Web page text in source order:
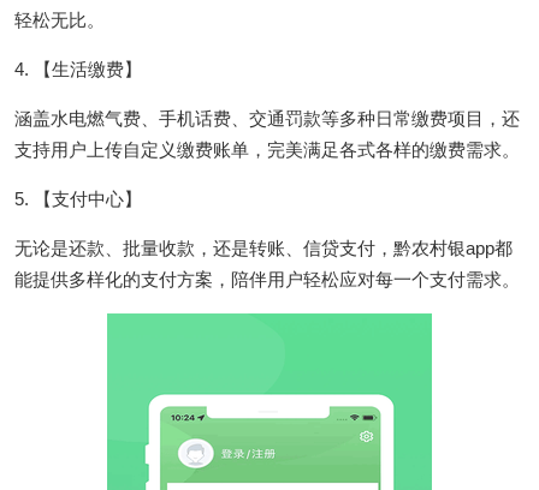
轻松无比。
4. 【生活缴费】
涵盖水电燃气费、手机话费、交通罚款等多种日常缴费项目，还
支持用户上传自定义缴费账单，完美满足各式各样的缴费需求。
5. 【支付中心】
无论是还款、批量收款，还是转账、信贷支付，黔农村银app都
能提供多样化的支付方案，陪伴用户轻松应对每一个支付需求。